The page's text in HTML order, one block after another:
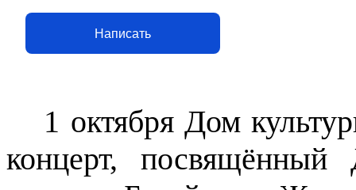
Написать
1 октября Дом
концерт, посвящённый